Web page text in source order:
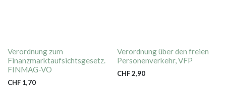
Verordnung zum
Finanzmarktaufsichtsgesetz.
FINMAG-VO
CHF 1,70
Verordnung über den freien
Personenverkehr, VFP
CHF2,90